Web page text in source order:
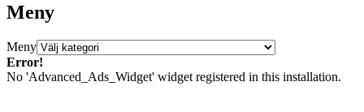
Meny
Meny
Error!
No 'Advanced_Ads_Widget' widget registered in this installation.